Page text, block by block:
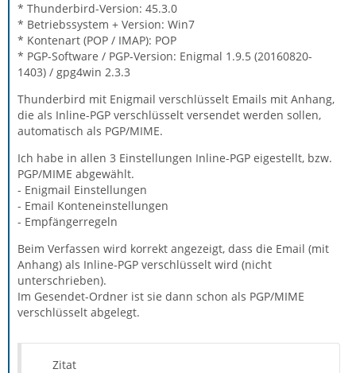
* Thunderbird-Version: 45.3.0
* Betriebssystem + Version: Win7
* Kontenart (POP / IMAP): POP
* PGP-Software / PGP-Version: Enigmal 1.9.5 (20160820-
1403) / gpg4win 2.3.3
Thunderbird mit Enigmail verschlüsselt Emails mit Anhang,
die als Inline-PGP verschlüsselt versendet werden sollen,
automatisch als PGP/MIME.
Ich habe in allen 3 Einstellungen Inline-PGP eigestellt, bzw.
PGP/MIME abgewählt.
- Enigmail Einstellungen
- Email Konteneinstellungen
- Empfängerregeln
Beim Verfassen wird korrekt angezeigt, dass die Email (mit
Anhang) als Inline-PGP verschlüsselt wird (nicht
unterschrieben).
Im Gesendet-Ordner ist sie dann schon als PGP/MIME
verschlüsselt abgelegt.
Zitat